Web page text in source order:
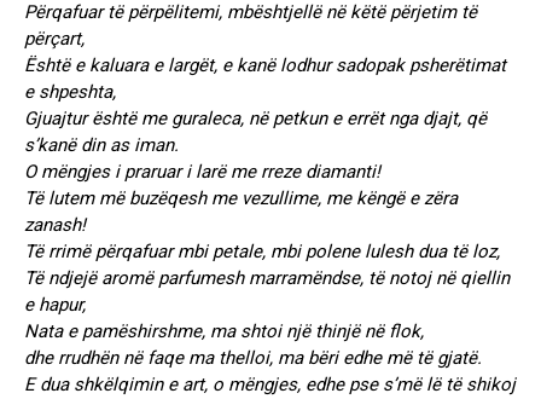
Përqafuar të përpëlitemi, mbështjellë në këtë përjetim të
përçart,
Është e kaluara e largët, e kanë lodhur sadopak psherëtimat
e shpeshta,
Gjuajtur është me guraleca, në petkun e errët nga djajt, që
s’kanë din as iman.
O mëngjes i praruar i larë me rreze diamanti!
Të lutem më buzëqesh me vezullime, me këngë e zëra
zanash!
Të rrimë përqafuar mbi petale, mbi polene lulesh dua të loz,
Të ndjejë aromë parfumesh marramëndse, të notoj në qiellin
e hapur,
Nata e pamëshirshme, ma shtoi një thinjë në flok,
dhe rrudhën në faqe ma thelloi, ma bëri edhe më të gjatë.
E dua shkëlqimin e art, o mëngjes, edhe pse s’më lë të shikoj